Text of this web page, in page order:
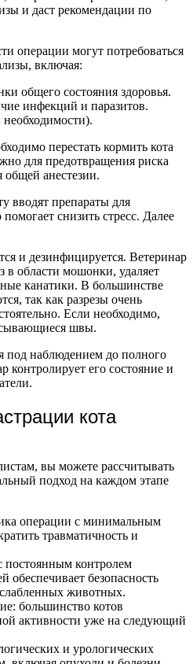
и даст рекомендации по
операции могут потребоваться
включая:
общего состояния здоровья.
инфекций и паразитов.
перестать кормить кота
для предотвращения риска
анестезии.
вводят препараты для
снизить стресс. Далее
и дезинфицируется. Ветеринар
в области мошонки, удаляет
канатики. В большинстве
так как разрезы очень
Если необходимо,
швы.
под наблюдением до полного
контролирует его состояние и
кота
вы можете рассчитывать
подход на каждом этапе
операции с минимальным
травматичность и
постоянным контролем
обеспечивает безопасность
животных.
большинство котов
активности уже на следующий
и урологических